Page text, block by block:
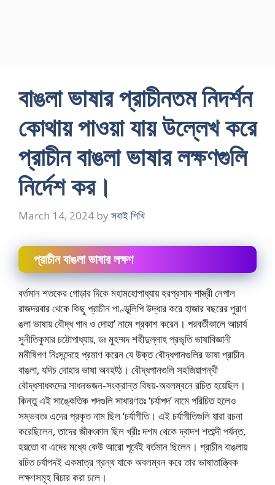
বাঙলা ভাষার প্রাচীনতম নিদর্শন
কোথায় পাওয়া যায় উল্লেখ করে
প্রাচীন বাঙলা ভাষার লক্ষণগুলি
নির্দেশ কর।
March 14, 2024 by সবাই শিখি
প্রাচীন বাঙলা ভাষার লক্ষণ
বর্তমান শতকের গােড়ার দিকে মহামহােপাধ্যায় হরপ্রসাদ শাস্ত্রী নেপাল
রাজদরবার থেকে কিছু প্রাচীন পাণ্ডুলিপি উদ্ধার করে হাজার বছরের পুরাণ
ঙলা ভাষায় বৌদ্ধ গান ও দোহা’ নামে প্রকাশ করেন। পরবর্তীকালে আচার্য
সুনীতিকুমার চট্টোপাধ্যায়, ডঃ মুহম্মদ শহীদুল্লাহ প্রভৃতি ভাষাবিজ্ঞানী
মনীষিগণ নিঃসন্দেহে প্রমাণ করেন যে উক্ত বৌদ্ধগানগুলির ভাষা প্রাচীন
বাঙলা, যদিচ দোহার ভাষা অবহট্ঠ। বৌদ্ধগানগুলি সহজিয়াপন্থী
বৌদ্ধসাধকদের সাধনভজন-সংক্রান্ত বিষয়-অবলম্বনে রচিত হয়েছিল।
কিন্তু এই সাঙ্কেতিক পদগুলি সাধারণতঃ ‘চর্যাপদ’ নামে পরিচিত হলেও
সম্ভবতঃ এদের প্রকৃত নাম ছিল ‘চর্যাগীতি। এই চর্যাগীতিগুলি যারা রচনা
করেছিলেন, তাদের জীবৎকাল ছিল খ্রীঃ দশম থেকে দ্বাদশ শতাব্দী পর্যন্ত,
হয়তাে বা এদের মধ্যে কেউ আরাে পূর্বেই বর্তমান ছিলেন। প্রাচীন বাঙলায়
রচিত চর্যাপদই একমাত্র গ্রন্থ যাকে অবলম্বন করে তার ভাষাতাত্ত্বিক
লক্ষণসমূহ বিচার করা চলে।